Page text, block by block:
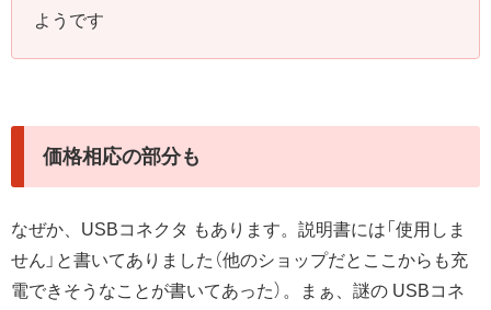
ようです
価格相応の部分も
なぜか、USBコネクタ もあります。説明書には「使用しま
せん」と書いてありました（他のショップだとここからも充
電できそうなことが書いてあった）。まぁ、謎の USBコネ